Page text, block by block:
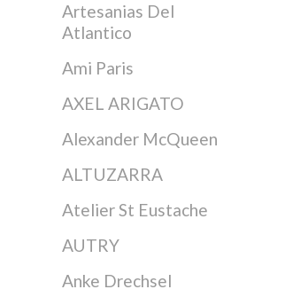
Artesanias Del
Atlantico
Ami Paris
AXEL ARIGATO
Alexander McQueen
ALTUZARRA
Atelier St Eustache
AUTRY
Anke Drechsel